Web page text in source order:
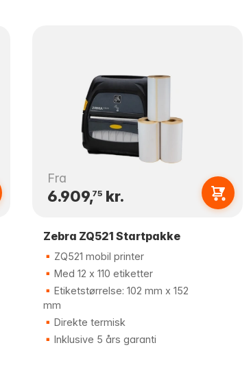
Fra
6.909,75kr.
Zebra ZQ521 Startpakke
ZQ521 mobil printer
Med 12 x 110 etiketter
Etiketstørrelse: 102 mm x 152
mm
Direkte termisk
Inklusive 5 års garanti